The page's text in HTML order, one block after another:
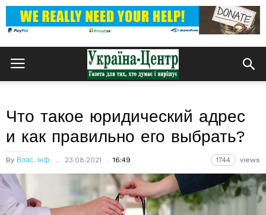
Что такое юридический адрес
и как правильно его выбрать?
By Влас. інф. 23.08.2021 16:49 1744 views